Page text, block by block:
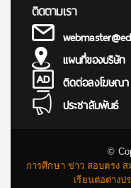
ติดตามเรา
แผนที่ของบริษัท
ติดต่อลงโฆษณา
ประชาสัมพันธ์
©
การศึกษา ข่าว สอบตรง
เรียนต่อต่างป